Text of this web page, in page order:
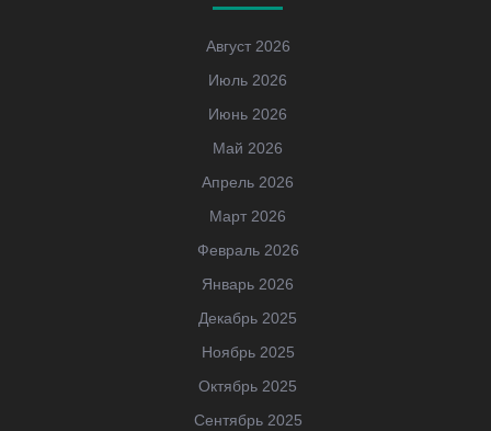
Август 2026
Июль 2026
Июнь 2026
Май 2026
Апрель 2026
Март 2026
Февраль 2026
Январь 2026
Декабрь 2025
Ноябрь 2025
Октябрь 2025
Сентябрь 2025